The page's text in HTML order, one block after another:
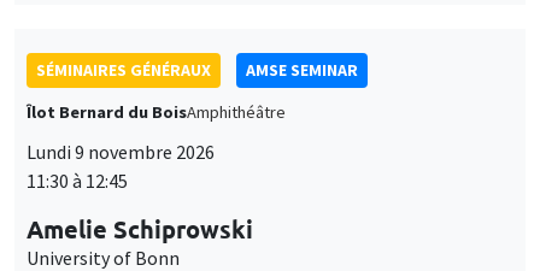
SÉMINAIRES GÉNÉRAUX
AMSE SEMINAR
Îlot Bernard du BoisAmphithéâtre
Lundi 9 novembre 2026
11:30 à 12:45
Amelie Schiprowski
University of Bonn